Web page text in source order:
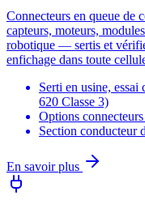
Connecteurs en queue de
capteurs, moteurs,
robotique — sertis et
enfichage dans toute
Serti en usine,
620 Classe 3)
Options
Section conducteur
En savoir plus